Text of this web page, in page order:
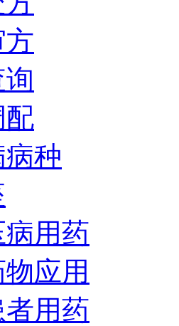
配
种
用药
应用
用药